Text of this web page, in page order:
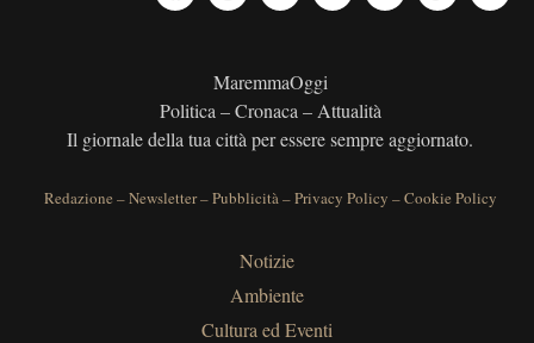
MaremmaOggi
Politica – Cronaca – Attualità
Il giornale della tua città per essere sempre aggiornato.
Redazione –Newsletter–Pubblicità–Privacy Policy –Cookie Policy
Notizie
Ambiente
Cultura ed Eventi